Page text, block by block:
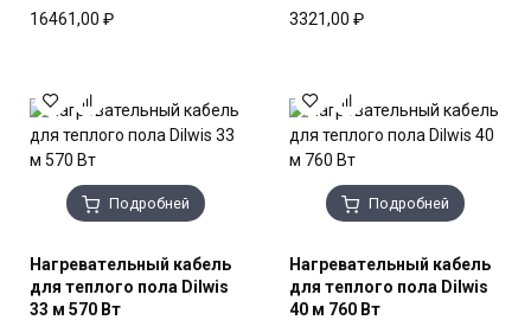
16461,00 ₽
3321,00 ₽
Подробней
Нагревательный кабель
для теплого пола Dilwis
33 м 570 Вт
Подробней
Нагревательный кабель
для теплого пола Dilwis
40 м 760 Вт